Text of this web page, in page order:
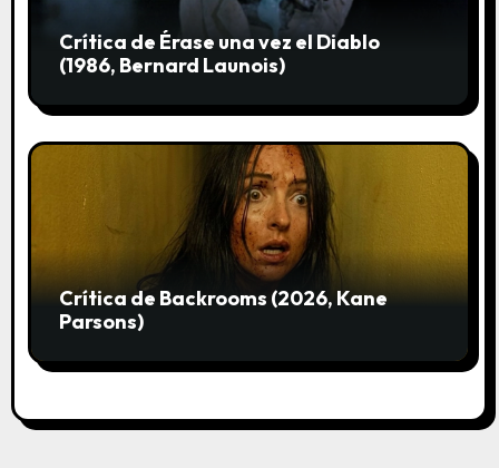
Crítica de Érase una vez el Diablo
(1986, Bernard Launois)
Crítica de Backrooms (2026, Kane
Parsons)